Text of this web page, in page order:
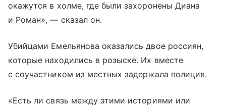
окажутся в холме, где были захоронены Диана
и Роман», — сказал он.
Убийцами Емельянова оказались двое россиян,
которые находились в розыске. Их вместе
с соучастником из местных задержала полиция.
«Есть ли связь между этими историями или